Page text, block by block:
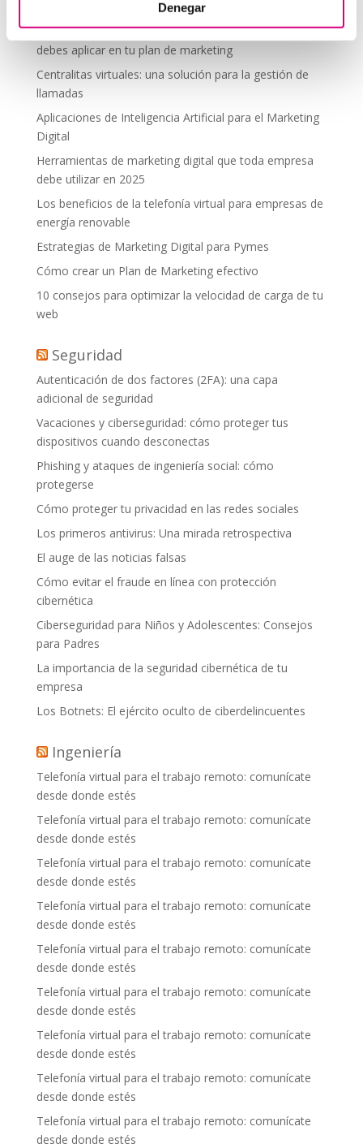
Denegar
Tendencias actuales en marketing y publicidad que
debes aplicar en tu plan de marketing
Centralitas virtuales: una solución para la gestión de
llamadas
Aplicaciones de Inteligencia Artificial para el Marketing
Digital
Herramientas de marketing digital que toda empresa
debe utilizar en 2025
Los beneficios de la telefonía virtual para empresas de
energía renovable
Estrategias de Marketing Digital para Pymes
Cómo crear un Plan de Marketing efectivo
10 consejos para optimizar la velocidad de carga de tu
web
Seguridad
Autenticación de dos factores (2FA): una capa
adicional de seguridad
Vacaciones y ciberseguridad: cómo proteger tus
dispositivos cuando desconectas
Phishing y ataques de ingeniería social: cómo
protegerse
Cómo proteger tu privacidad en las redes sociales
Los primeros antivirus: Una mirada retrospectiva
El auge de las noticias falsas
Cómo evitar el fraude en línea con protección
cibernética
Ciberseguridad para Niños y Adolescentes: Consejos
para Padres
La importancia de la seguridad cibernética de tu
empresa
Los Botnets: El ejército oculto de ciberdelincuentes
Ingeniería
Telefonía virtual para el trabajo remoto: comunícate
desde donde estés
Telefonía virtual para el trabajo remoto: comunícate
desde donde estés
Telefonía virtual para el trabajo remoto: comunícate
desde donde estés
Telefonía virtual para el trabajo remoto: comunícate
desde donde estés
Telefonía virtual para el trabajo remoto: comunícate
desde donde estés
Telefonía virtual para el trabajo remoto: comunícate
desde donde estés
Telefonía virtual para el trabajo remoto: comunícate
desde donde estés
Telefonía virtual para el trabajo remoto: comunícate
desde donde estés
Telefonía virtual para el trabajo remoto: comunícate
desde donde estés